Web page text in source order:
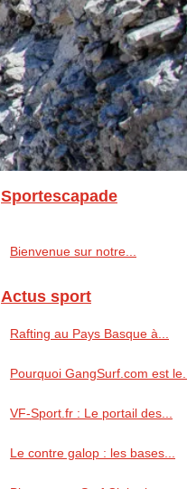
Sportescapade
Bienvenue sur notre...
Actus sport
Rafting au Pays Basque à...
Pourquoi GangSurf.com est le...
VF-Sport.fr : Le portail des...
Le contre galop : les bases...